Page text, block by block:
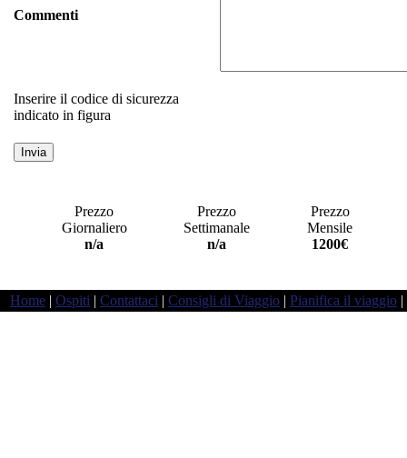
Commenti
Inserire il codice di sicurezza
indicato in figura
Prezzo
Giornaliero
n/a
Prezzo
Settimanale
n/a
Prezzo
Mensile
1200€
Home | Ospiti | Contattaci | Consigli di Viaggio | Pianifica il viaggio |